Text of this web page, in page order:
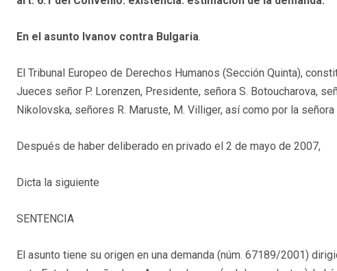
En el asunto Ivanov contra Bulgaria.
El Tribunal Europeo de Derechos Humanos (Sección Quinta),
Jueces señor P. Lorenzen, Presidente, señora S. Botoucharova,
Nikolovska, señores R. Maruste, M. Villiger, así como por la
Después de haber deliberado en privado el 2 de mayo de 2007,
Dicta la siguiente
SENTENCIA
El asunto tiene su origen en una demanda (núm. 67189/2001)